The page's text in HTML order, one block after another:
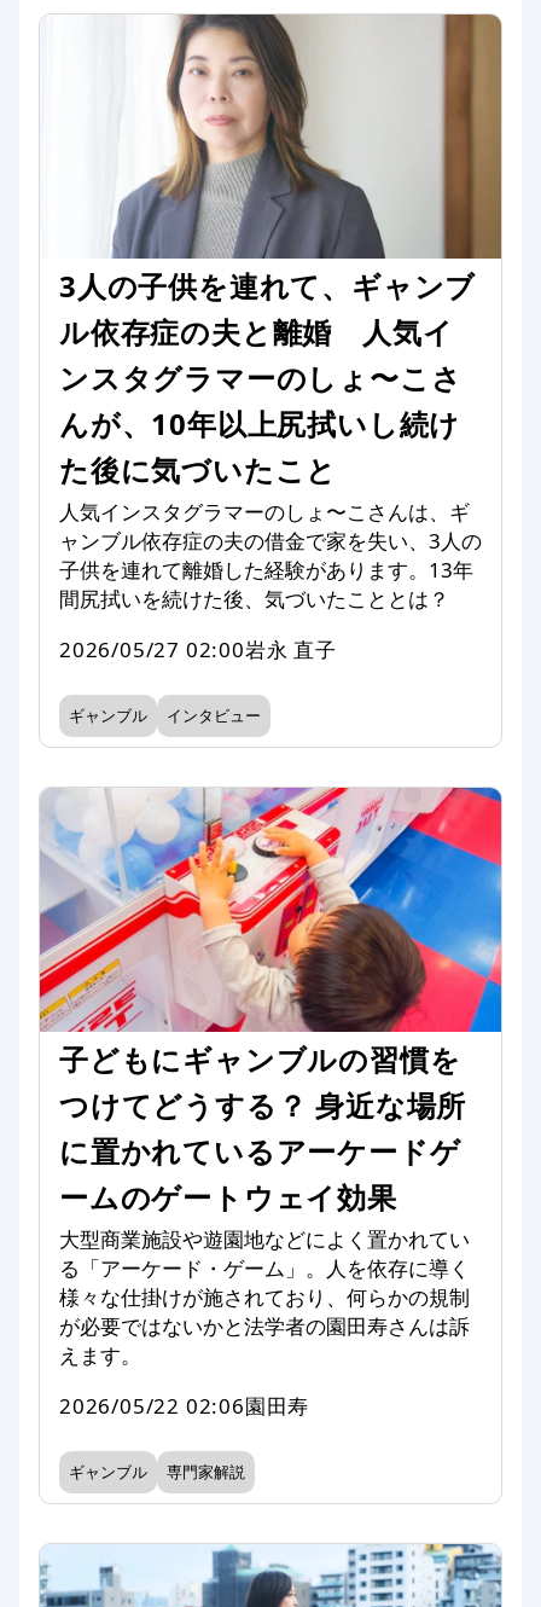
3人の子供を連れて、ギャンブ
ル依存症の夫と離婚 人気イ
ンスタグラマーのしょ〜こさ
んが、10年以上尻拭いし続け
た後に気づいたこと
人気インスタグラマーのしょ〜こさんは、ギ
ャンブル依存症の夫の借金で家を失い、3人の
子供を連れて離婚した経験があります。13年
間尻拭いを続けた後、気づいたこととは？
2026/05/27 02:00岩永 直子
ギャンブル インタビュー
子どもにギャンブルの習慣を
つけてどうする？ 身近な場所
に置かれているアーケードゲ
ームのゲートウェイ効果
大型商業施設や遊園地などによく置かれてい
る「アーケード・ゲーム」。人を依存に導く
様々な仕掛けが施されており、何らかの規制
が必要ではないかと法学者の園田寿さんは訴
えます。
2026/05/22 02:06園田寿
ギャンブル 専門家解説